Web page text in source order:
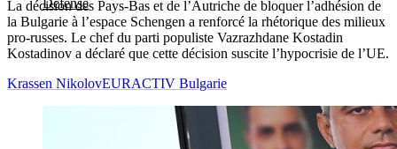
La décision des Pays-Bas et de l’Autriche de bloquer l’adhésion de
la Bulgarie à l’espace Schengen a renforcé la rhétorique des milieux
pro-russes. Le chef du parti populiste Vazrazhdane Kostadin
Kostadinov a déclaré que cette décision suscite l’hypocrisie de l’UE.
Krassen NikolovEURACTIV Bulgarie